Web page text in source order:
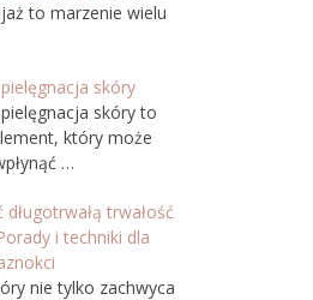
to marzenie wielu
skóry
skóry to
który może
…
długotrwałą trwałość
i techniki dla
nie tylko zachwyca